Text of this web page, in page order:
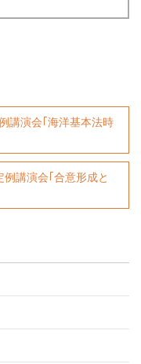
講演会｢海洋基本法時
講演会｢合意形成と